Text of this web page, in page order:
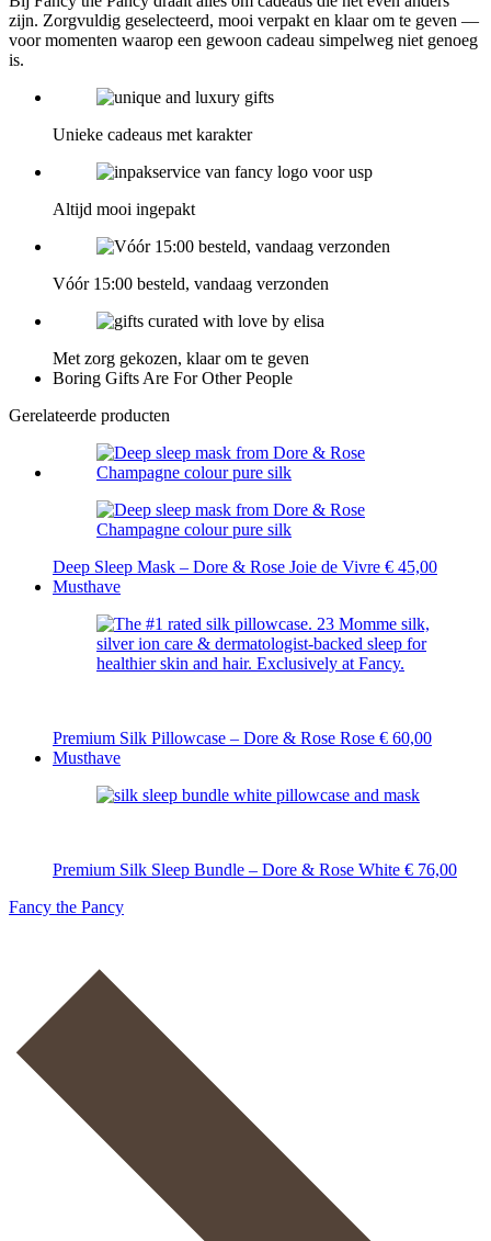
zijn. Zorgvuldig geselecteerd, mooi verpakt en klaar om te geven —
voor momenten waarop een gewoon cadeau simpelweg niet genoeg
is.
Unieke cadeaus met karakter
Altijd mooi ingepakt
Vóór 15:00 besteld, vandaag verzonden
Met zorg gekozen, klaar om te geven
Boring Gifts Are For Other People
Gerelateerde producten
Deep Sleep Mask – Dore & Rose Joie de Vivre € 45,00
Musthave
Premium Silk Pillowcase – Dore & Rose Rose € 60,00
Musthave
Premium Silk Sleep Bundle – Dore & Rose White € 76,00
Fancy the Pancy